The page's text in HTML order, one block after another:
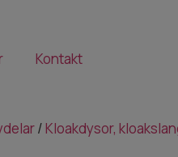
Kontakt
/Kloakdysor,